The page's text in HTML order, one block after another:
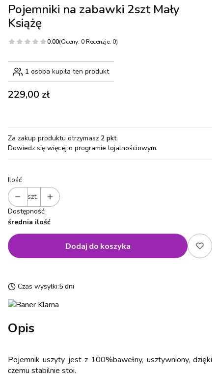
Pojemniki na zabawki 2szt Mały
Książę
0.00(Oceny: 0 Recenzje: 0)
1 osoba kupiła ten produkt
Cena
229,00 zł
Za zakup produktu otrzymasz 2 pkt.
Dowiedz się więcej o programie lojalnościowym.
Ilość
szt.
Dostępność:
średnia ilość
Dodaj do koszyka
Czas wysyłki:5 dni
Opis
Pojemnik uszyty jest z 100%bawełny, usztywniony, dzięki
czemu stabilnie stoi.